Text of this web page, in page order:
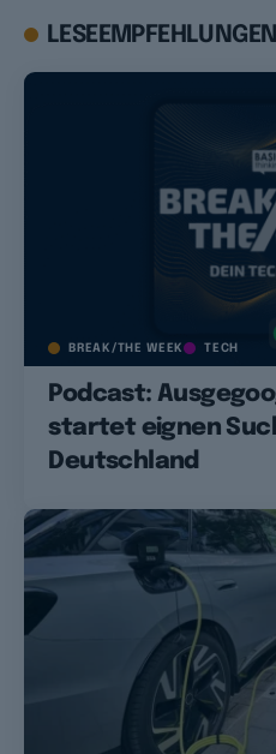
LESEEMPFEHLUNGEN
BREAK/THE WEEK TECH
Podcast:
startet eignen
Deutschland